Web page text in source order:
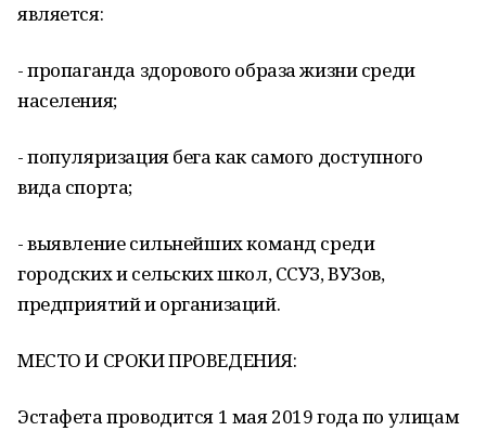
является:
- пропаганда здорового образа жизни среди
населения;
- популяризация бега как самого доступного
вида спорта;
- выявление сильнейших команд среди
городских и сельских школ, ССУЗ, ВУЗов,
предприятий и организаций.
МЕСТО И СРОКИ ПРОВЕДЕНИЯ:
Эстафета проводится 1 мая 2019 года по улицам